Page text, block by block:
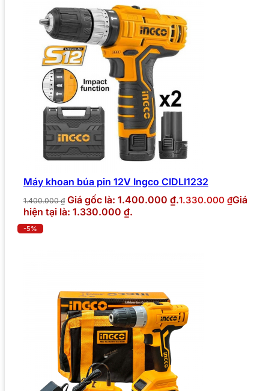
Máy khoan búa pin 12V Ingco CIDLI1232
1.400.000₫ Giá gốc là: 1.400.000 ₫.1.330.000 ₫Giá
hiện tại là: 1.330.000 ₫.
-5%